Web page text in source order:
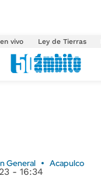
vivo Ley de Tierras
General Acapulco
- 16:34